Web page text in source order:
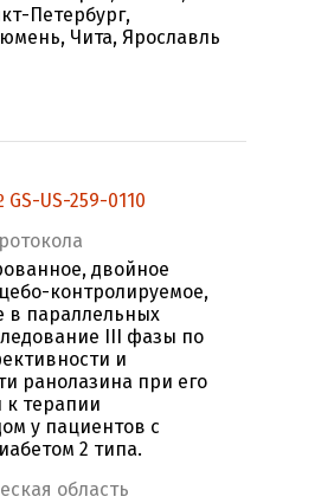
Петербург,
Чита, Ярославль
US-259-0110
двойное
контролируемое,
в параллельных
III фазы по
и
ранолазина при его
к терапии
у пациентов с
2 типа.
область